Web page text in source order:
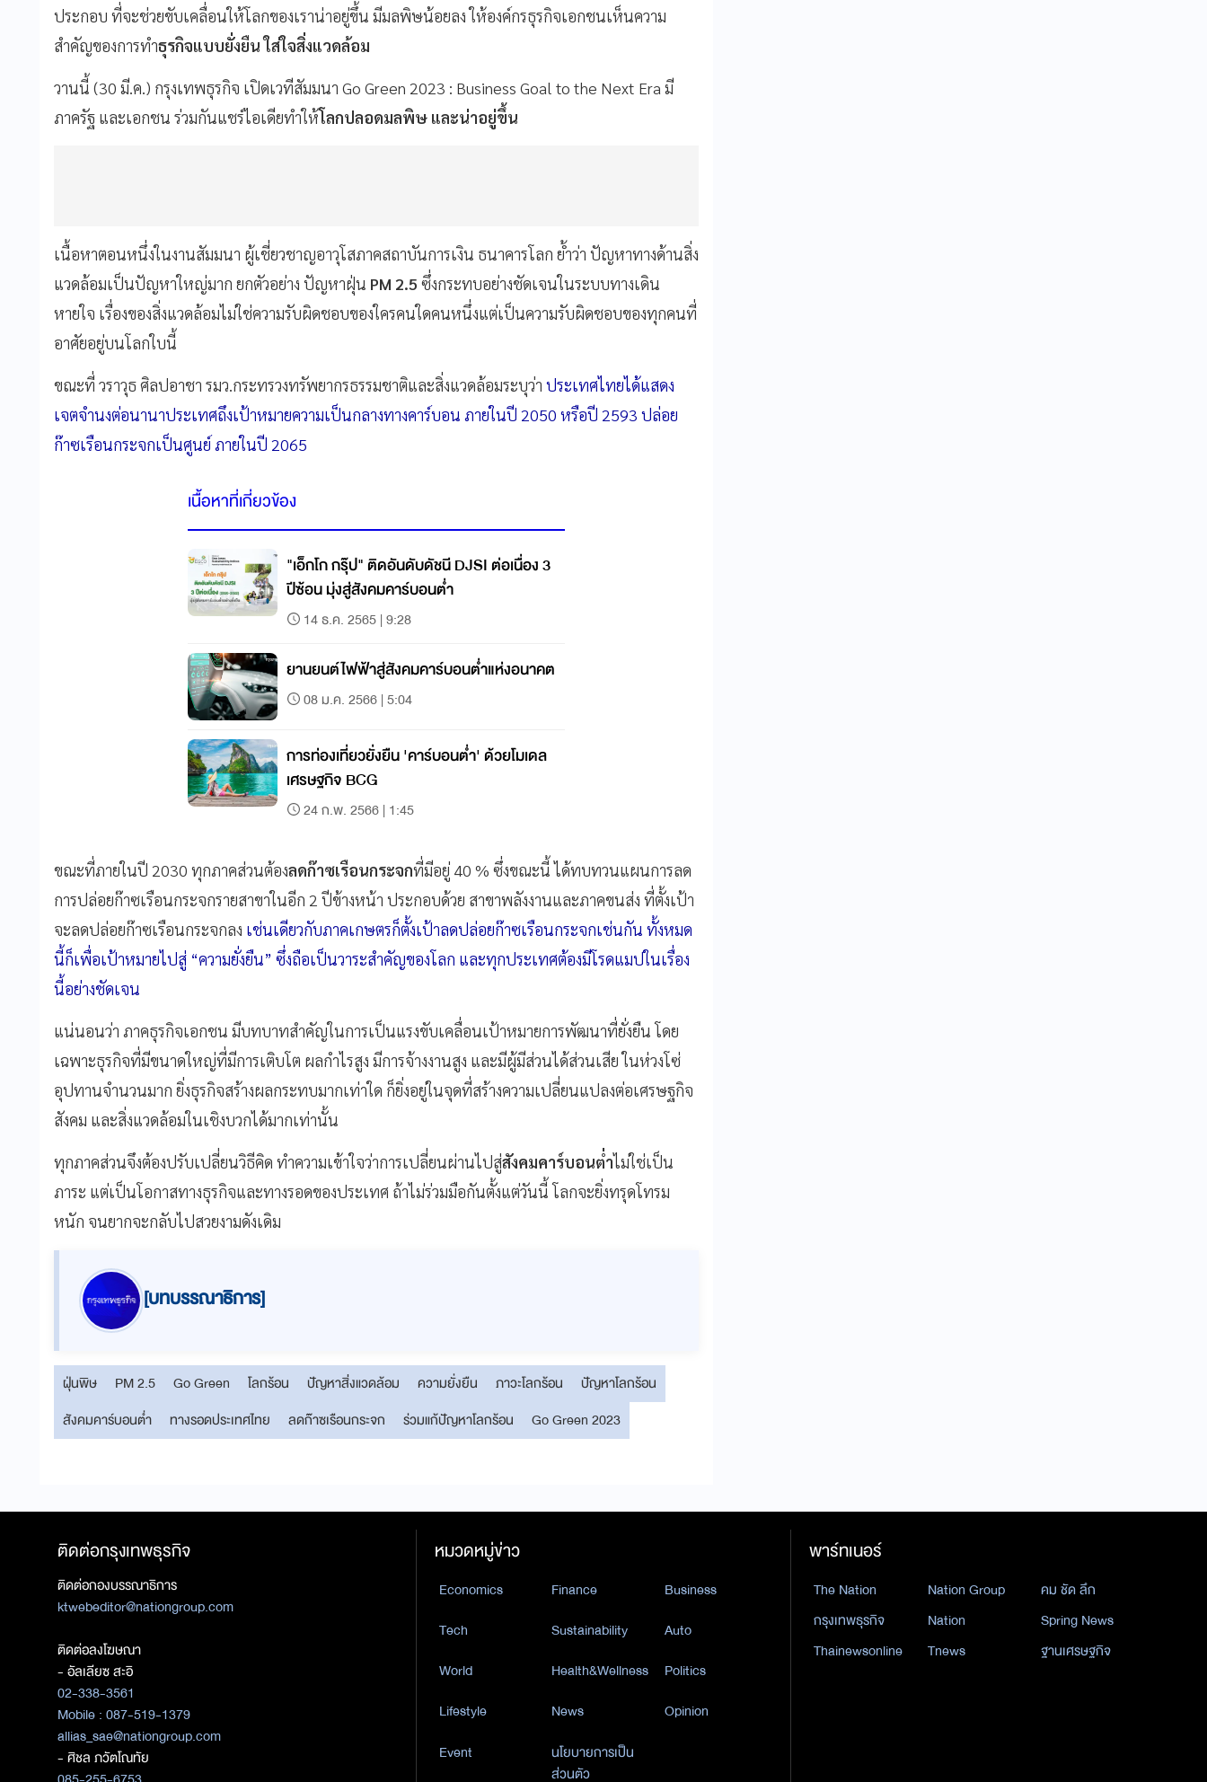
ประกอบ ที่จะช่วยขับเคลื่อนให้โลกของเราน่าอยู่ขึ้น มีมลพิษน้อยลง ให้องค์กรธุรกิจเอกชนเห็นความ
สำคัญของการทำธุรกิจแบบยั่งยืน ใส่ใจสิ่งแวดล้อม
วานนี้ (30 มี.ค.) กรุงเทพธุรกิจ เปิดเวทีสัมมนา Go Green 2023 : Business Goal to the Next Era มี
ภาครัฐ และเอกชน ร่วมกันแชร์ไอเดียทำให้โลกปลอดมลพิษ และน่าอยู่ขึ้น
เนื้อหาตอนหนึ่งในงานสัมมนา ผู้เชี่ยวชาญอาวุโสภาคสถาบันการเงิน ธนาคารโลก ย้ำว่า ปัญหาทางด้านสิ่ง
แวดล้อมเป็นปัญหาใหญ่มาก ยกตัวอย่าง ปัญหาฝุ่น PM 2.5 ซึ่งกระทบอย่างชัดเจนในระบบทางเดิน
หายใจ เรื่องของสิ่งแวดล้อมไม่ใช่ความรับผิดชอบของใครคนใดคนหนึ่งแต่เป็นความรับผิดชอบของทุกคนที่
อาศัยอยู่บนโลกใบนี้
ขณะที่ วราวุธ ศิลปอาชา รมว.กระทรวงทรัพยากรธรรมชาติและสิ่งแวดล้อมระบุว่า ประเทศไทยได้แสดง
เจตจำนงต่อนานาประเทศถึงเป้าหมายความเป็นกลางทางคาร์บอน ภายในปี 2050 หรือปี 2593 ปล่อย
ก๊าซเรือนกระจกเป็นศูนย์ ภายในปี 2065
เนื้อหาที่เกี่ยวข้อง
"เอ็กโก กรุ๊ป" ติดอันดับดัชนี DJSI ต่อเนื่อง 3
ปีซ้อน มุ่งสู่สังคมคาร์บอนต่ำ
14 ธ.ค. 2565 | 9:28
ยานยนต์ไฟฟ้าสู่สังคมคาร์บอนต่ำแห่งอนาคต
08 ม.ค. 2566 | 5:04
การท่องเที่ยวยั่งยืน 'คาร์บอนต่ำ' ด้วยโมเดล
เศรษฐกิจ BCG
24 ก.พ. 2566 | 1:45
ขณะที่ภายในปี 2030 ทุกภาคส่วนต้องลดก๊าซเรือนกระจกที่มีอยู่ 40 % ซึ่งขณะนี้ ได้ทบทวนแผนการลด
การปล่อยก๊าซเรือนกระจกรายสาขาในอีก 2 ปีข้างหน้า ประกอบด้วย สาขาพลังงานและภาคขนส่ง ที่ตั้งเป้า
จะลดปล่อยก๊าซเรือนกระจกลง เช่นเดียวกับภาคเกษตรก็ตั้งเป้าลดปล่อยก๊าซเรือนกระจกเช่นกัน ทั้งหมด
นี้ก็เพื่อเป้าหมายไปสู่ “ความยั่งยืน” ซึ่งถือเป็นวาระสำคัญของโลก และทุกประเทศต้องมีโรดแมปในเรื่อง
นี้อย่างชัดเจน
แน่นอนว่า ภาคธุรกิจเอกชน มีบทบาทสำคัญในการเป็นแรงขับเคลื่อนเป้าหมายการพัฒนาที่ยั่งยืน โดย
เฉพาะธุรกิจที่มีขนาดใหญ่ที่มีการเติบโต ผลกำไรสูง มีการจ้างงานสูง และมีผู้มีส่วนได้ส่วนเสีย ในห่วงโซ่
อุปทานจำนวนมาก ยิ่งธุรกิจสร้างผลกระทบมากเท่าใด ก็ยิ่งอยู่ในจุดที่สร้างความเปลี่ยนแปลงต่อเศรษฐกิจ
สังคม และสิ่งแวดล้อมในเชิงบวกได้มากเท่านั้น
ทุกภาคส่วนจึงต้องปรับเปลี่ยนวิธีคิด ทำความเข้าใจว่าการเปลี่ยนผ่านไปสู่สังคมคาร์บอนต่ำไม่ใช่เป็น
ภาระ แต่เป็นโอกาสทางธุรกิจและทางรอดของประเทศ ถ้าไม่ร่วมมือกันตั้งแต่วันนี้ โลกจะยิ่งทรุดโทรม
หนัก จนยากจะกลับไปสวยงามดังเดิม
[บทบรรณาธิการ]
ฝุ่นพิษ PM 2.5 Go Green โลกร้อน ปัญหาสิ่งแวดล้อม ความยั่งยืน ภาวะโลกร้อน
ปัญหาโลกร้อน
สังคมคาร์บอนต่ำ
ทางรอดประเทศไทย ลดก๊าซเรือนกระจก ร่วมแก้ปัญหาโลกร้อน Go Green 2023
ติดต่อกรุงเทพธุรกิจ
ติดต่อกองบรรณาธิการ
ktwebeditor@nationgroup.com
ติดต่อลงโฆษณา
- อัลเลียซ สะอิ
02-338-3561
Mobile : 087-519-1379
allias_sae@nationgroup.com
- ศิชล ภวัตโณทัย
หมวดหมู่ข่าว
Economics Finance
Business
Tech
Sustainability
Auto
World
Health&Wellness
Politics
Lifestyle
News
Opinion
Event
นโยบายการเป็น
ส่วนตัว
พาร์ทเนอร์
The Nation Nation Group
คม ชัด ลึก
กรุงเทพธุรกิจ
Nation
Spring News
Thainewsonline
Tnews ฐานเศรษฐกิจ